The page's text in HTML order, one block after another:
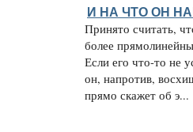
И НА ЧТО ОН
Принято считать,
более
Если его что-то не
он, напротив,
прямо скажет об э...